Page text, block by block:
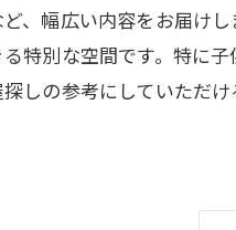
、幅広い内容をお届け
特別な空間です。特に
しの参考にしていただ